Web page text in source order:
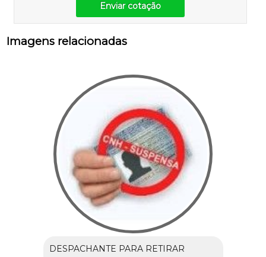
Enviar cotação
Imagens relacionadas
DESPACHANTE PARA RETIRAR